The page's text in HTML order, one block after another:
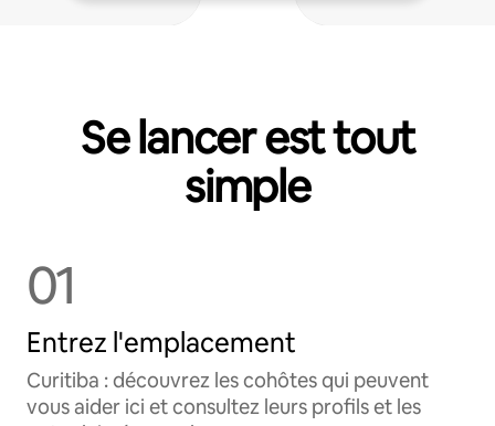
Se lancer est tout
simple
01
Entrez l'emplacement
Curitiba : découvrez les cohôtes qui peuvent
vous aider ici et consultez leurs profils et les